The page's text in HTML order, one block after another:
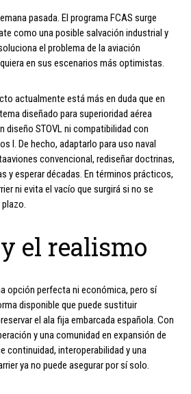
pasada. El programa FCAS surge
como una posible salvación industrial y
el problema de la aviación
en sus escenarios más optimistas.
actualmente está más en duda que en
diseñado para superioridad aérea
diseño STOVL ni compatibilidad con
I. De hecho, adaptarlo para uso naval
convencional, rediseñar doctrinas,
y esperar décadas. En términos prácticos,
ni evita el vacío que surgirá si no se
el realismo
opción perfecta ni económica, pero sí
disponible que puede sustituir
el ala fija embarcada española. Con
y una comunidad en expansión de
continuidad, interoperabilidad y una
ya no puede asegurar por sí solo.